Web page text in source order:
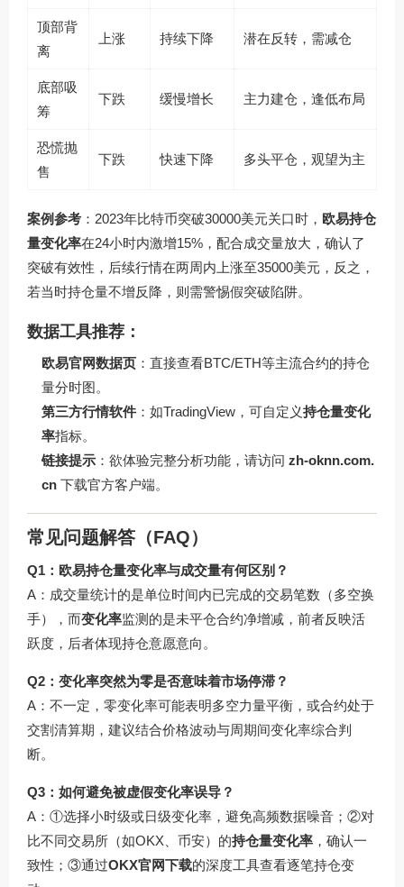
顶部背
离
上涨 持续下降 潜在反转，需减仓
底部吸
筹
下跌 缓慢增长 主力建仓，逢低布局
恐慌抛
售
下跌 快速下降 多头平仓，观望为主
案例参考 ：2023年比特币突破30000美元关口时， 欧易持仓
量变化率在24小时内激增15%，配合成交量放大，确认了
突破有效性，后续行情在两周内上涨至35000美元，反之，
若当时持仓量不增反降，则需警惕假突破陷阱。
数据工具推荐：
欧易官网数据页 ：直接查看BTC/ETH等主流合约的持仓
量分时图。
第三方行情软件 ：如TradingView，可自定义持仓量变化
率指标。
链接提示 ：欲体验完整分析功能，请访问 zh-oknn.com.
cn 下载官方客户端。
常见问题解答（FAQ）
Q1：欧易持仓量变化率与成交量有何区别？
A：成交量统计的是单位时间内已完成的交易笔数（多空换
手），而变化率监测的是未平仓合约净增减，前者反映活
跃度，后者体现持仓意愿意向。
Q2：变化率突然为零是否意味着市场停滞？
A：不一定，零变化率可能表明多空力量平衡，或合约处于
交割清算期，建议结合价格波动与周期间变化率综合判
断。
Q3：如何避免被虚假变化率误导？
A：①选择小时级或日级变化率，避免高频数据噪音；②对
比不同交易所（如OKX、币安）的持仓量变化率 ，确认一
致性；③通过OKX官网下载的深度工具查看逐笔持仓变